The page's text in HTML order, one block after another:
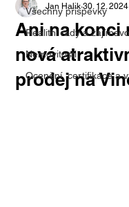
Všechny příspěvky
Realitní rady a
Nemovitosti
Ocenění, certifikace a
Ani na konci
nová
prodej na
Jan Halik 30. 12. 2024